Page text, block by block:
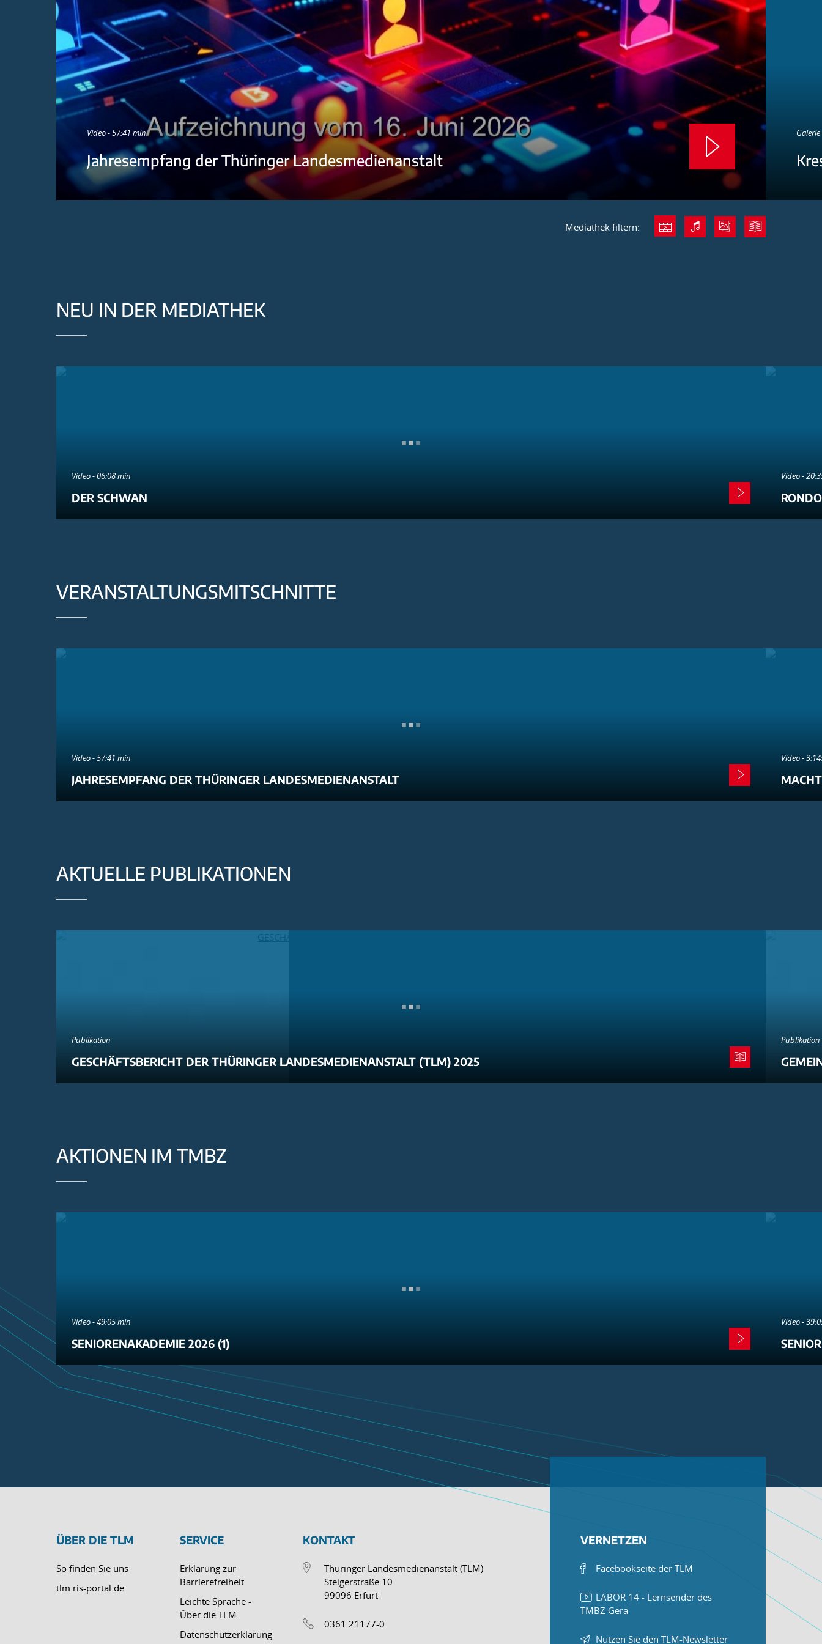
Video - 57:41 min
Jahresempfang der Thüringer Landesmedienanstalt
Mediathek filtern:
NEU IN DER MEDIATHEK
Video - 06:08 min
DER SCHWAN
Video -
VERANSTALTUNGSMITSCHNITTE
Video - 57:41 min
JAHRESEMPFANG DER THÜRINGER LANDESMEDIENANSTALT
Video -
AKTUELLE PUBLIKATIONEN
Publikation
GESCHÄFTSBERICHT DER THÜRINGER LANDESMEDIENANSTALT (TLM) 2025
Publikation
AKTIONEN IM TMBZ
Video - 49:05 min
SENIORENAKADEMIE 2026 (1)
Video -
ÜBER DIE TLM
So finden Sie uns
tlm.ris-portal.de
SERVICE
Erklärung zur
Barrierefreiheit
Leichte Sprache -
Über die TLM
Datenschutzerklärung
KONTAKT
Thüringer Landesmedienanstalt (TLM)
Steigerstraße 10
99096 Erfurt
0361 21177-0
VERNETZEN
Facebookseite der TLM
LABOR 14 - Lernsender des
TMBZ Gera
Nutzen Sie den TLM-Newsletter